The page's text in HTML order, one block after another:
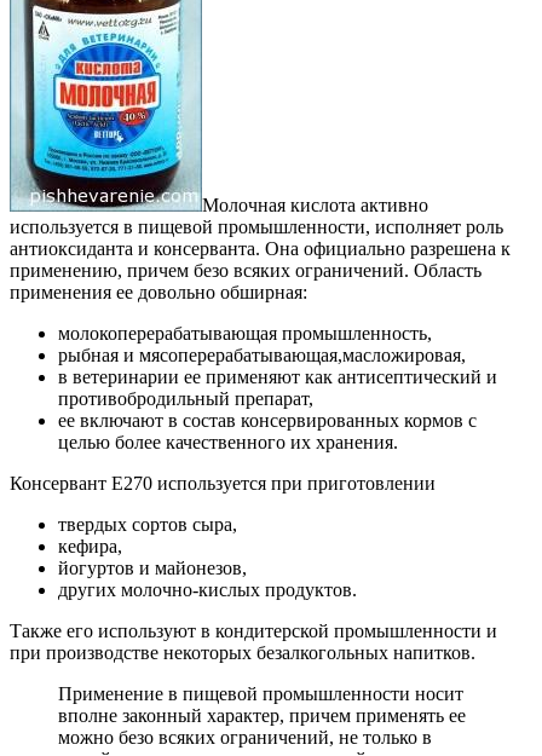
Молочная кислота активно
используется в пищевой промышленности, исполняет роль
антиоксиданта и консерванта. Она официально разрешена к
применению, причем безо всяких ограничений. Область
применения ее довольно обширная:
молокоперерабатывающая промышленность,
рыбная и мясоперерабатывающая,масложировая,
в ветеринарии ее применяют как антисептический и
противобродильный препарат,
ее включают в состав консервированных кормов с
целью более качественного их хранения.
Консервант Е270 используется при приготовлении
твердых сортов сыра,
кефира,
йогуртов и майонезов,
других молочно-кислых продуктов.
Также его используют в кондитерской промышленности и
при производстве некоторых безалкогольных напитков.
Применение в пищевой промышленности носит
вполне законный характер, причем применять ее
можно безо всяких ограничений, не только в